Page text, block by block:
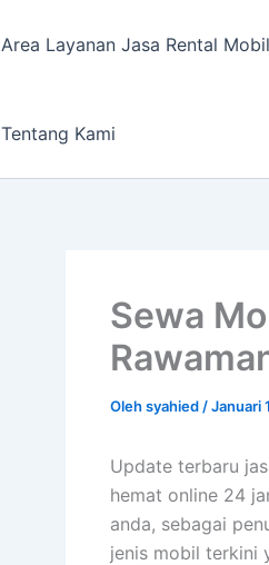
Area Layanan Jasa Rental
Tentang Kami
Sewa
Olehsyahied /Januari
Update terbaru
hemat online 24
anda, sebagai
jenis mobil terkini